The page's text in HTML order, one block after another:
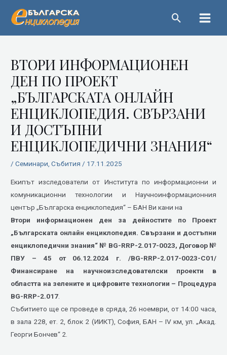
ВТОРИ ИНФОРМАЦИОНЕН
ДЕН ПО ПРОЕКТ
„БЪЛГАРСКАТА ОНЛАЙН
ЕНЦИКЛОПЕДИЯ. СВЪРЗАНИ
И ДОСТЪПНИ
ЕНЦИКЛОПЕДИЧНИ ЗНАНИЯ“
/Семинари ,Събития / 17.11.2025
Екипът изследователи от Института по информационни и
комуникационни технологии и Научноинформационния
център „Българска енциклопедия“ – БАН Ви кани на
Втори информационен ден за дейностите по Проект
„Българската онлайн енциклопедия. Свързани и достъпни
енциклопедични знания“ № BG-RRP-2.017-0023, Договор №
ПВУ – 45 от 06.12.2024 г. /BG-RRP-2.017-0023-C01/
Финансиране на научноизследователски проекти в
областта на зелените и цифровите технологии – Процедура
BG-RRP-2.017
Събитието ще се проведе в сряда, 26 ноември, от 14:00 часа,
в зала 228, ет. 2, блок 2 (ИИКТ), София, БАН – IV км, ул. „Акад.
Георги Бончев“ 2.